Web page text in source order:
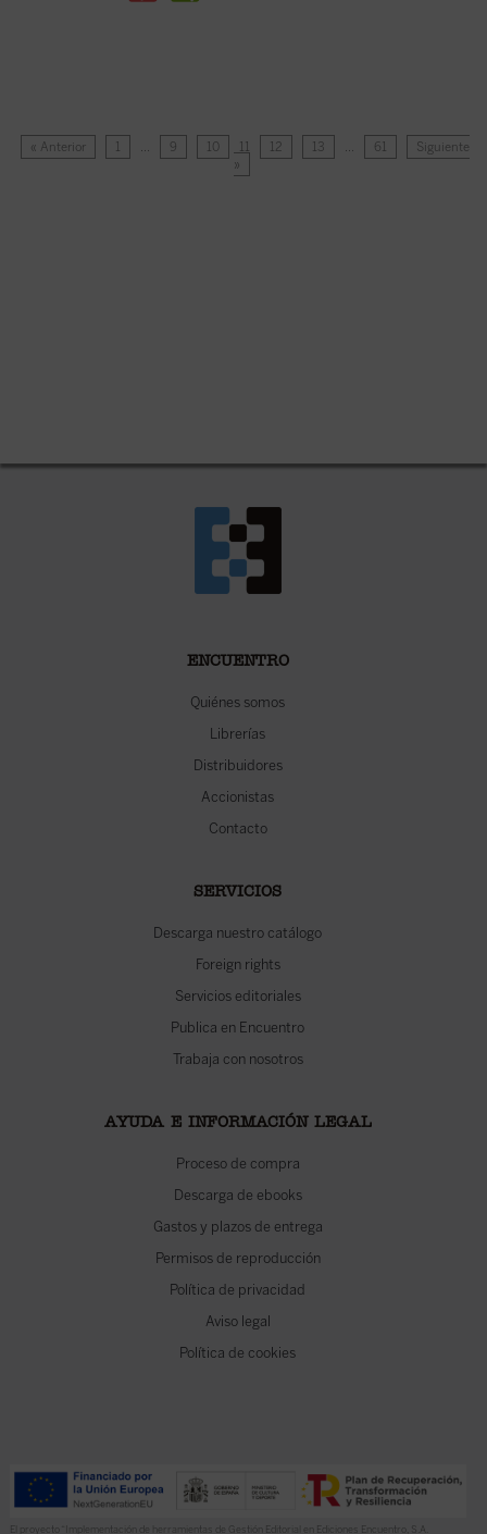
« Anterior 1 … 9 10 11 12 13 … 61
Siguiente
»
ENCUENTRO
Quiénes somos
Librerías
Distribuidores
Accionistas
Contacto
SERVICIOS
Descarga nuestro catálogo
Foreign rights
Servicios editoriales
Publica en Encuentro
Trabaja con nosotros
AYUDA E INFORMACIÓN LEGAL
Proceso de compra
Descarga de ebooks
Gastos y plazos de entrega
Permisos de reproducción
Política de privacidad
Aviso legal
Política de cookies
El proyecto “Implementación de herramientas de Gestión Editorial en Ediciones Encuentro, S.A.